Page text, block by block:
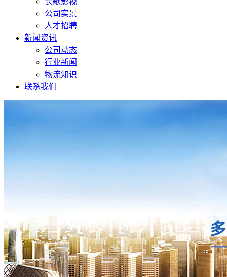
公司实景
人才招聘
新闻资讯
公司动态
行业新闻
物流知识
联系我们